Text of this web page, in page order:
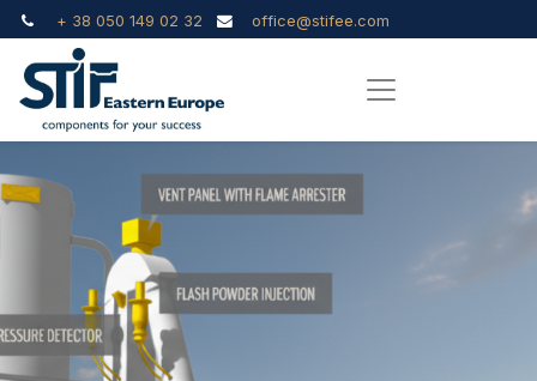
+ 38 050 149 02 32 office@stifee.com